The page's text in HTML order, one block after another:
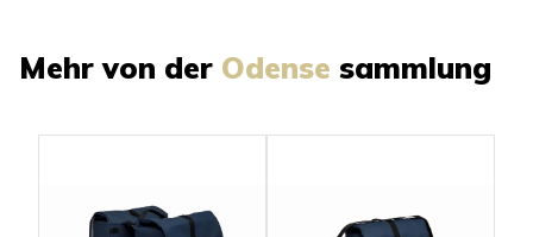
Mehr von der Odense sammlung